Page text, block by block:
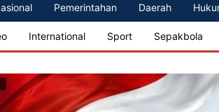
Pemerintahan Daerah
International Sport Sepakbola